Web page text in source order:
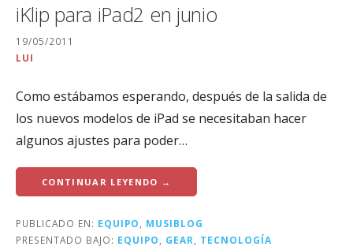
iKlip para iPad2 en junio
19/05/2011
LUI
Como estábamos esperando, después de la salida de
los nuevos modelos de iPad se necesitaban hacer
algunos ajustes para poder…
CONTINUAR LEYENDO →
PUBLICADO EN: EQUIPO, MUSIBLOG
PRESENTADO BAJO: EQUIPO, GEAR, TECNOLOGÍA